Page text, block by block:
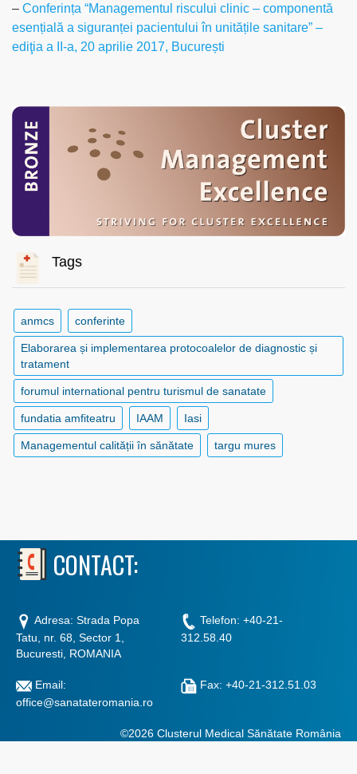
– Conferința “Managementul riscului clinic – componentă
esențială a siguranței pacientului în unitățile sanitare” –
ediţia a II-a, 20 aprilie 2017, București
Tags
anmcs conferinte
Elaborarea și implementarea protocoalelor de diagnostic și
tratament
forumul international pentru turismul de sanatate
fundatia amfiteatru IAAM Iasi
Managementul calității în sănătate targu mures
CONTACT:
Adresa: Strada Popa
Tatu, nr. 68, Sector 1,
Bucuresti, ROMANIA
Telefon: +40-21-
312.58.40
Email:
office@sanatateromania.ro
Fax: +40-21-312.51.03
©2026 Clusterul Medical Sănătate România